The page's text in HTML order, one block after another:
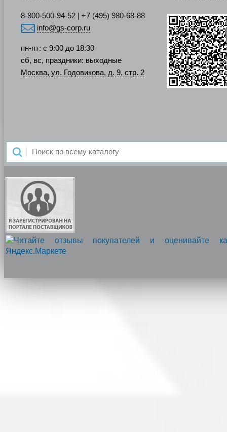
8-800-500-94-52 | +7 (495) 980-68-88
info@gs-corp.ru
пн-пт: с 9:00 до 18:30
сб, вс, праздники: выходные
Москва, ул. Годовикова, д. 9, стр. 2